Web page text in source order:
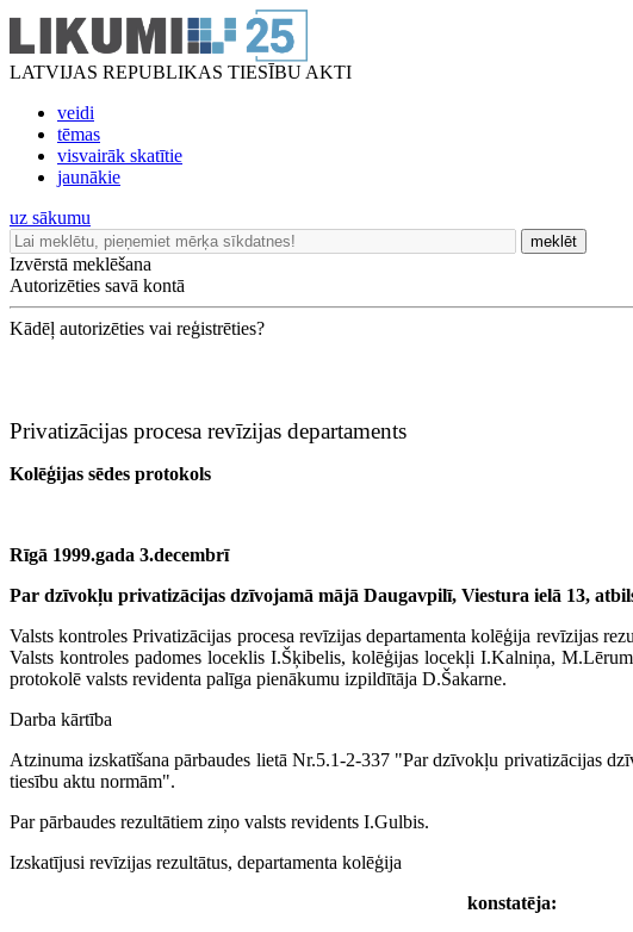
LATVIJAS REPUBLIKAS TIESĪBU AKTI
veidi
tēmas
visvairāk skatītie
jaunākie
uz sākumu
meklēt
Izvērstā meklēšana
Autorizēties savā kontā
Kādēļ autorizēties vai reģistrēties?
Privatizācijas procesa revīzijas departaments
Kolēģijas sēdes protokols
Rīgā 1999.gada 3.decembrī
Par dzīvokļu privatizācijas dzīvojamā mājā Daugavpilī, Viestura ielā 13,
Valsts kontroles Privatizācijas procesa revīzijas departamenta kolēģija revīzijas
Valsts kontroles padomes loceklis I.Šķibelis, kolēģijas locekļi I.Kalniņa,
protokolē valsts revidenta palīga pienākumu izpildītāja D.Šakarne.
Darba kārtība
Atzinuma izskatīšana pārbaudes lietā Nr.5.1-2-337 "Par dzīvokļu privatizācijas
tiesību aktu normām".
Par pārbaudes rezultātiem ziņo valsts revidents I.Gulbis.
Izskatījusi revīzijas rezultātus, departamenta kolēģija
konstatēja: